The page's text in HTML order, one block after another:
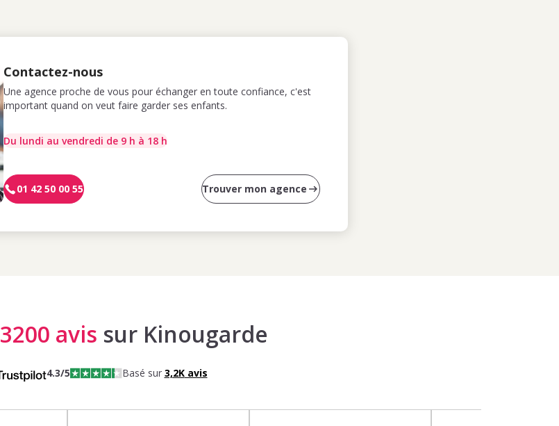
Contactez-nous
Une agence proche de vous pour échanger en toute confiance, c'est
important quand on veut faire garder ses enfants.
Du lundi au vendredi de 9 h à 18 h
01 42 50 00 55 Trouver mon agence
3200 avis sur Kinougarde
4.3/5 Basé sur 3,2Kavis